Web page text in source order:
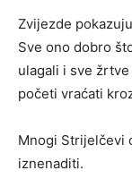
Zvijezde
Sve ono dobro
ulagali i sve
početi vraćati
Mnogi Strijelčevi
iznenaditi.